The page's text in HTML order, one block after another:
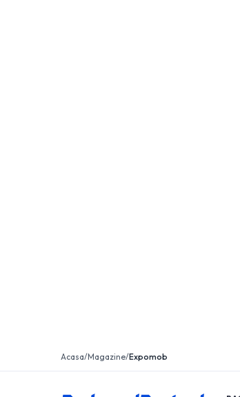
Acasa/Magazine/Expomob